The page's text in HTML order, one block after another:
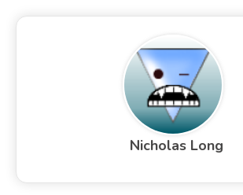
Nicholas Long